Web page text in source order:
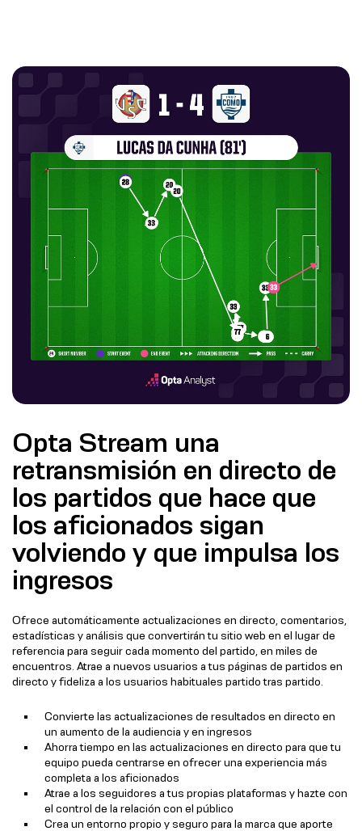
Opta Stream una
retransmisión en directo de
los partidos que hace que
los aficionados sigan
volviendo y que impulsa los
ingresos
Ofrece automáticamente actualizaciones en directo, comentarios,
estadísticas y análisis que convertirán tu sitio web en el lugar de
referencia para seguir cada momento del partido, en miles de
encuentros. Atrae a nuevos usuarios a tus páginas de partidos en
directo y fideliza a los usuarios habituales partido tras partido.
Convierte las actualizaciones de resultados en directo en
un aumento de la audiencia y en ingresos
Ahorra tiempo en las actualizaciones en directo para que tu
equipo pueda centrarse en ofrecer una experiencia más
completa a los aficionados
Atrae a los seguidores a tus propias plataformas y hazte con
el control de la relación con el público
Crea un entorno propio y seguro para la marca que aporte